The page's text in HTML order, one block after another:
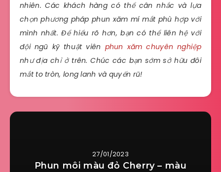
nhiên. Các khách hàng có thể cân nhắc và lựa
chọn phương pháp phun xăm mí mắt phù hợp với
mình nhất. Để hiểu rõ hơn, bạn có thể liên hệ với
đội ngũ kỹ thuật viên phun xăm chuyên nghiệp
như địa chỉ ở trên. Chúc các bạn sớm sở hữu đôi
mắt to tròn, long lanh và quyến rũ!
27/01/2023
Phun môi màu đỏ Cherry – màu